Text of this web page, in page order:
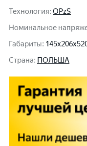
Технология: OPzS
Номинальное
Габариты:
Cтрана: ПОЛЬША